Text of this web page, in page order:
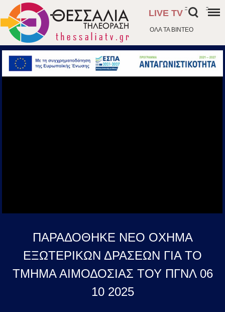
ΟΛΑ ΤΑ ΒΙΝΤΕΟ
LIVE TV
- -
ΠΑΡΑΔΟΘΗΚΕ ΝΕΟ ΟΧΗΜΑ
ΕΞΩΤΕΡΙΚΩΝ ΔΡΑΣΕΩΝ ΓΙΑ ΤΟ
ΤΜΗΜΑ ΑΙΜΟΔΟΣΙΑΣ ΤΟΥ ΠΓΝΛ 06
10 2025